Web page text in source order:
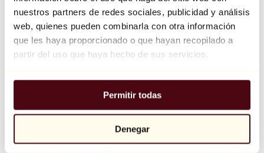
nuestros partners de redes sociales, publicidad y análisis
web, quienes pueden combinarla con otra información
que les haya proporcionado o que hayan recopilado a
partir del uso que haya hecho de sus servicios.
Permitir todas
Denegar
Balloon Dog (Orange)
Jeff Koons
10.000 €
Explorar
Todos los escultores
Todos los fotógrafos